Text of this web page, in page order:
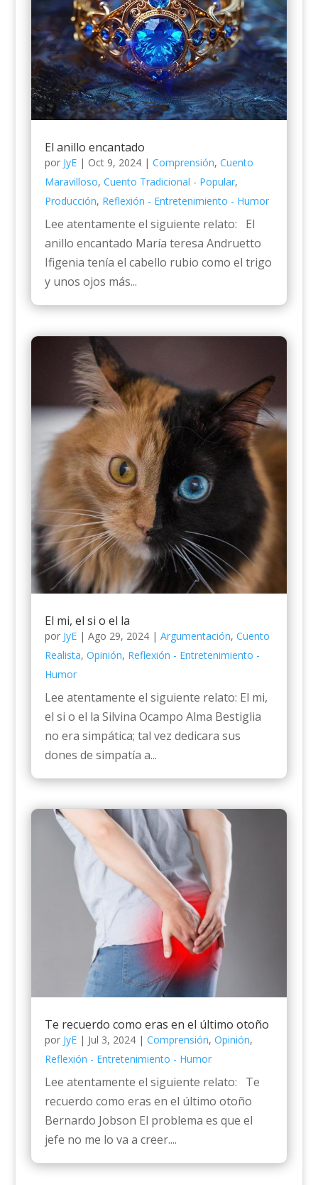
El anillo encantado
por JyE| Oct 9, 2024| Comprensión, Cuento
Maravilloso, Cuento Tradicional - Popular,
Producción, Reflexión - Entretenimiento - Humor
Lee atentamente el siguiente relato: El
anillo encantado María teresa Andruetto
Ifigenia tenía el cabello rubio como el trigo
y unos ojos más...
El mi, el si o el la
por JyE| Ago 29, 2024| Argumentación, Cuento
Realista, Opinión, Reflexión - Entretenimiento -
Humor
Lee atentamente el siguiente relato: El mi,
el si o el la Silvina Ocampo Alma Bestiglia
no era simpática; tal vez dedicara sus
dones de simpatía a...
Te recuerdo como eras en el último otoño
por JyE| Jul 3, 2024| Comprensión, Opinión,
Reflexión - Entretenimiento - Humor
Lee atentamente el siguiente relato: Te
recuerdo como eras en el último otoño
Bernardo Jobson El problema es que el
jefe no me lo va a creer....